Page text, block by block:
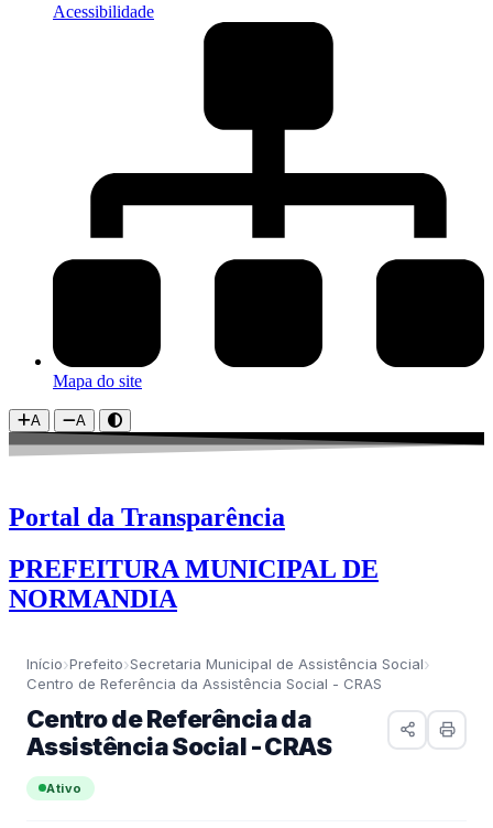
Acessibilidade
Mapa do site
A A
Portal da Transparência
PREFEITURA MUNICIPAL DE
NORMANDIA
Início›Prefeito›Secretaria Municipal de Assistência Social›
Centro de Referência da Assistência Social - CRAS
Centro de Referência da
Assistência Social - CRAS
Ativo